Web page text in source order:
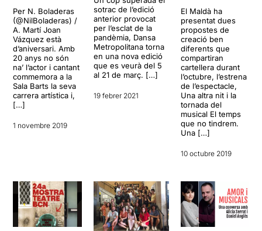
Per N. Boladeras
(@NilBoladeras) /
A. Martí Joan
Vázquez està
d’aniversari. Amb
20 anys no són
na’ l’actor i cantant
commemora a la
Sala Barts la seva
carrera artística i,
[…]
1 novembre 2019
sotrac de l’edició
anterior provocat
per l’esclat de la
pandèmia, Dansa
Metropolitana torna
en una nova edició
que es veurà del 5
al 21 de març. […]
19 febrer 2021
El Maldà ha
presentat dues
propostes de
creació ben
diferents que
compartiran
cartellera durant
l’octubre, l’estrena
de l’espectacle,
Una altra nit i la
tornada del
musical El temps
que no tindrem.
Una […]
10 octubre 2019